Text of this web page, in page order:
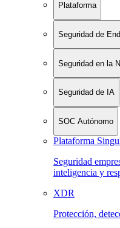
Plataforma
Seguridad de
Seguridad en la
Seguridad de IA
SOC Autónomo
Plataforma
Seguridad
inteligencia y
XDR
Protección,